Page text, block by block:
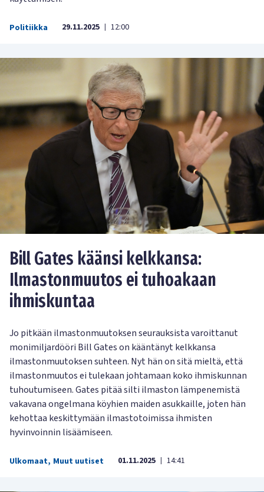
Politiikka 29.11.2025 | 12:00
Bill Gates käänsi kelkkansa:
Ilmastonmuutos ei tuhoakaan
ihmiskuntaa
Jo pitkään ilmastonmuutoksen seurauksista varoittanut
monimiljardööri Bill Gates on kääntänyt kelkkansa
ilmastonmuutoksen suhteen. Nyt hän on sitä mieltä, että
ilmastonmuutos ei tulekaan johtamaan koko ihmiskunnan
tuhoutumiseen. Gates pitää silti ilmaston lämpenemistä
vakavana ongelmana köyhien maiden asukkaille, joten hän
kehottaa keskittymään ilmastotoimissa ihmisten
hyvinvoinnin lisäämiseen.
Ulkomaat, Muut uutiset 01.11.2025 14:41